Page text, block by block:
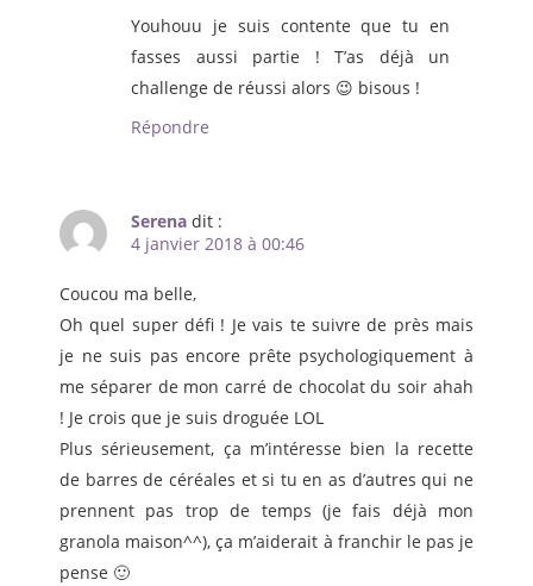
Youhouu je suis contente que tu en
fasses aussi partie ! T’as déjà un
challenge de réussi alors 😉 bisous !
Répondre
Serena dit :
4 janvier 2018 à 00:46
Coucou ma belle,
Oh quel super défi ! Je vais te suivre de près mais
je ne suis pas encore prête psychologiquement à
me séparer de mon carré de chocolat du soir ahah
! Je crois que je suis droguée LOL
Plus sérieusement, ça m’intéresse bien la recette
de barres de céréales et si tu en as d’autres qui ne
prennent pas trop de temps (je fais déjà mon
granola maison^^), ça m’aiderait à franchir le pas je
pense 🙂